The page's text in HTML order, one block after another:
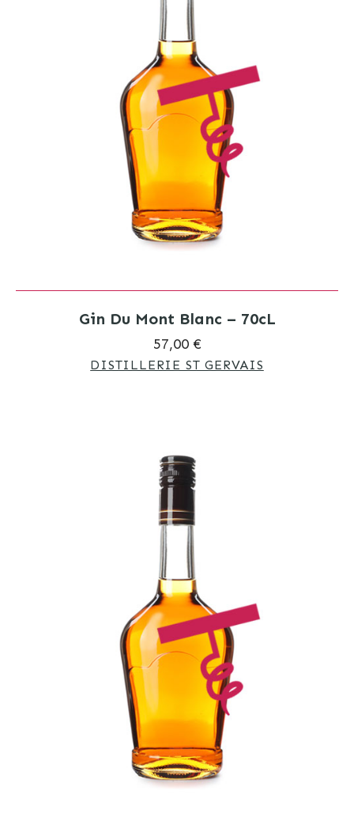
Gin Du Mont Blanc – 70cL
57,00 €
DISTILLERIE ST GERVAIS